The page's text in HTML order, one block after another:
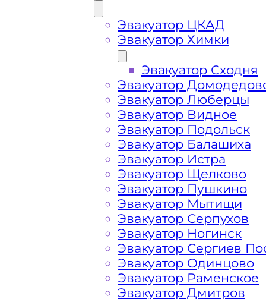
Как
Перово
Эвакуатор ЦКАД
Эвакуатор Химки
Эвакуатор Сходня
Эвакуатор
Эвакуатор Люберцы
Эвакуатор Видное
Эвакуатор Подольск
Эвакуатор Балашиха
Эвакуатор Истра
Эвакуатор Щелково
Эвакуатор Пушкино
Эвакуатор Мытищи
Эвакуатор Серпухов
Эвакуатор Ногинск
Эвакуатор Сергиев
Эвакуатор Одинцово
Эвакуатор Раменское
Эвакуатор Дмитров